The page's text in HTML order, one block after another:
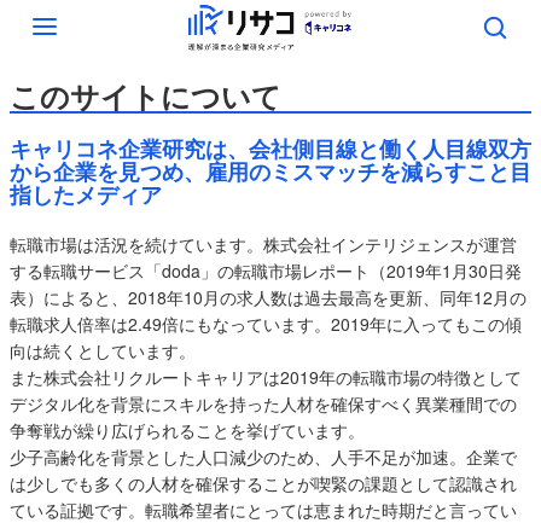
Toggle
このサイトについて
キャリコネ企業研究は、会社側目線と働く人目線双方
から企業を見つめ、雇用のミスマッチを減らすこと目
指したメディア
転職市場は活況を続けています。株式会社インテリジェンスが運営
する転職サービス「doda」の転職市場レポート（2019年1月30日発
表）によると、2018年10月の求人数は過去最高を更新、同年12月の
転職求人倍率は2.49倍にもなっています。2019年に入ってもこの傾
向は続くとしています。
また株式会社リクルートキャリアは2019年の転職市場の特徴として
デジタル化を背景にスキルを持った人材を確保すべく異業種間での
争奪戦が繰り広げられることを挙げています。
少子高齢化を背景とした人口減少のため、人手不足が加速。企業で
は少しでも多くの人材を確保することが喫緊の課題として認識され
ている証拠です。転職希望者にとっては恵まれた時期だと言ってい